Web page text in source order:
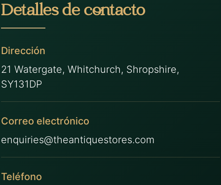
Detalles de contacto
Dirección
21 Watergate, Whitchurch, Shropshire,
SY131DP
Correo electrónico
enquiries@theantiquestores.com
Teléfono